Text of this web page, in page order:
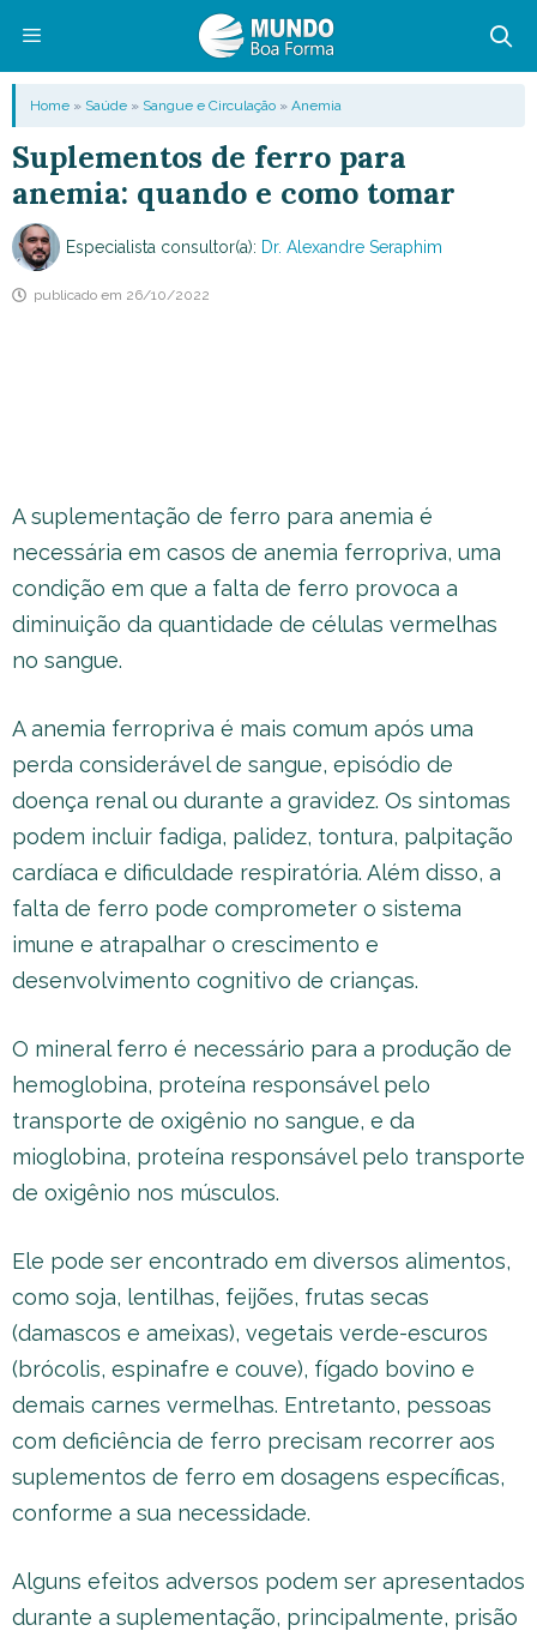
conteúdo
Menu
Home » Saúde » Sangue e Circulação » Anemia
Suplementos de ferro para
anemia: quando e como tomar
Especialista consultor(a): Dr. Alexandre Seraphim
publicado em 26/10/2022
A suplementação de ferro para anemia é
necessária em casos de anemia ferropriva, uma
condição em que a falta de ferro provoca a
diminuição da quantidade de células vermelhas
no sangue.
A anemia ferropriva é mais comum após uma
perda considerável de sangue, episódio de
doença renal ou durante a gravidez. Os sintomas
podem incluir fadiga, palidez, tontura, palpitação
cardíaca e dificuldade respiratória. Além disso, a
falta de ferro pode comprometer o sistema
imune e atrapalhar o crescimento e
desenvolvimento cognitivo de crianças.
O mineral ferro é necessário para a produção de
hemoglobina, proteína responsável pelo
transporte de oxigênio no sangue, e da
mioglobina, proteína responsável pelo transporte
de oxigênio nos músculos.
Ele pode ser encontrado em diversos alimentos,
como soja, lentilhas, feijões, frutas secas
(damascos e ameixas), vegetais verde-escuros
(brócolis, espinafre e couve), fígado bovino e
demais carnes vermelhas. Entretanto, pessoas
com deficiência de ferro precisam recorrer aos
suplementos de ferro em dosagens específicas,
conforme a sua necessidade.
Alguns efeitos adversos podem ser apresentados
durante a suplementação, principalmente, prisão